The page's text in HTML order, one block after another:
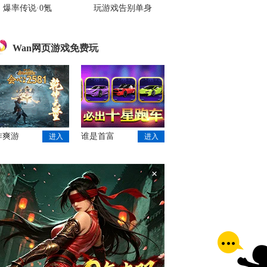
爆率传说·0氪 玩游戏告别单身
Wan网页游戏免费玩
爽游 进入 谁是首富 进入
×